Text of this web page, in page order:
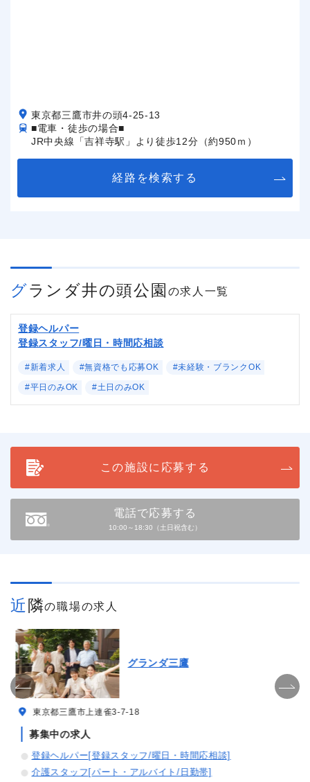
東京都三鷹市井の頭4-25-13
■電車・徒歩の場合■
JR中央線「吉祥寺駅」より徒歩12分（約950ｍ）
経路を検索する
グランダ井の頭公園 の求人一覧
登録ヘルパー
登録スタッフ/曜日・時間応相談
#新着求人 #無資格でも応募OK #未経験・ブランクOK
#平日のみOK #土日のみOK
この施設に応募する
電話で応募する
10:00～18:30（土日祝含む）
近隣の職場の求人
グランダ三鷹
東京都三鷹市上連雀3-7-18
募集中の求人
登録ヘルパー[登録スタッフ/曜日・時間応相談]
介護スタッフ[パート・アルバイト/日勤帯]